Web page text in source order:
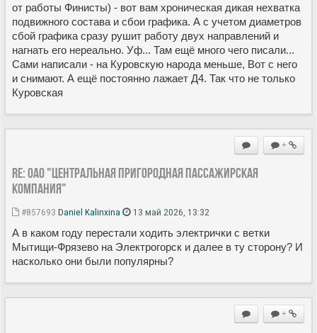
от работы Финисты) - вот вам хроническая дикая нехватка
подвижного состава и сбои графика. А с учетом диаметров
сбой графика сразу рушит работу двух направлений и
нагнать его нереально. Уф... Там ещё много чего писали...
Сами написали - на Куровскую народа меньше, Вот с него
и снимают. А ещё постоянно лажает Д4. Так что не только
Куровская
+
Re: ОАО "Центральная пригородная пассажирская
компания"
#857693 Daniel Kalinxina 13 май 2026, 13:32
А в каком году перестали ходить электрички с ветки
Мытищи-Фрязево на Электрогорск и далее в ту сторону? И
насколько они были популярны?
+